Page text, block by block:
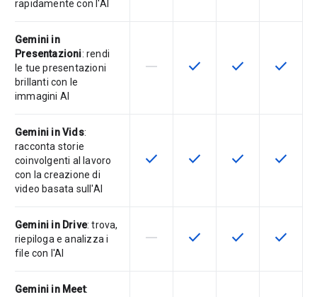
rapidamente con l'AI
Gemini in
Presentazioni: rendi
le tue presentazioni
brillanti con le
immagini AI
La funzionalità non è supportata
horizontal_rule Questa funzionalità è
check Questa
check Questa
check
Gemini in Vids:
racconta storie
coinvolgenti al lavoro
con la creazione di
video basata sull'AI
Questa funzionalità è disponibile
check Questa funzionalità è
check Questa
check Questa
check
Gemini in Drive: trova,
riepiloga e analizza i
file con l'AI
La funzionalità non è supportata
horizontal_rule Questa funzionalità è
check Questa
check Questa
check
Gemini in Meet: